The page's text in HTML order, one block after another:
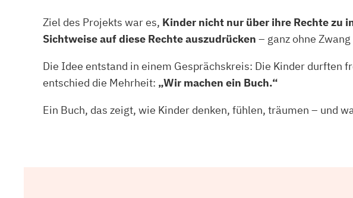
Ziel des Projekts war es, Kinder nicht nur über ihre Rechte zu
Sichtweise auf diese Rechte auszudrücken – ganz ohne
Die Idee entstand in einem Gesprächskreis: Die Kinder durften
entschied die Mehrheit: „Wir machen ein Buch.“
Ein Buch, das zeigt, wie Kinder denken, fühlen, träumen – und